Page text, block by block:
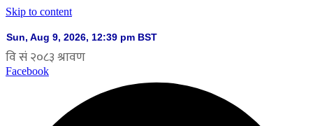
Skip to content
Facebook